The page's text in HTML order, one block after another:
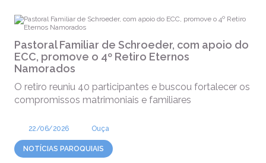
Pastoral Familiar de Schroeder, com apoio do
ECC, promove o 4º Retiro Eternos
Namorados
O retiro reuniu 40 participantes e buscou fortalecer os
compromissos matrimoniais e familiares
22/06/2026 Ouça
NOTÍCIAS PAROQUIAIS